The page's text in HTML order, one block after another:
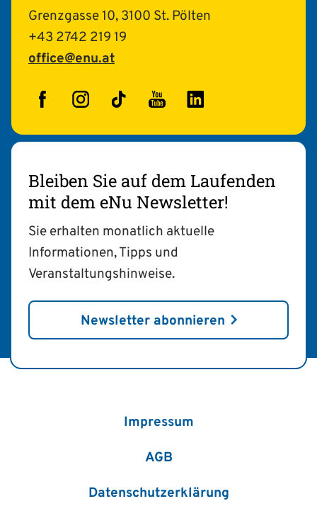
Grenzgasse 10, 3100 St. Pölten
+43 2742 219 19
office@enu.at
FacebookInstagram
TikTokYouTubeLinkedIn
Bleiben Sie auf dem Laufenden
mit dem eNu Newsletter!
Sie erhalten monatlich aktuelle
Informationen, Tipps und
Veranstaltungshinweise.
Newsletter abonnieren
Impressum
AGB
Datenschutzerklärung